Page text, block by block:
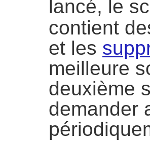
lancé, le
contient
et les
meilleure
deuxième
demander